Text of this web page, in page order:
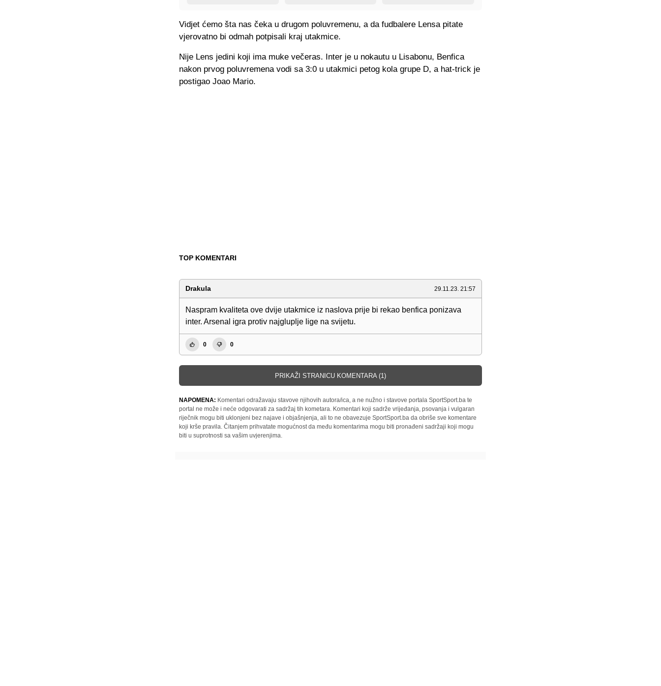
Vidjet ćemo šta nas čeka u drugom poluvremenu, a da fudbalere Lensa pitate
vjerovatno bi odmah potpisali kraj utakmice.
Nije Lens jedini koji ima muke večeras. Inter je u nokautu u Lisabonu, Benfica
nakon prvog poluvremena vodi sa 3:0 u utakmici petog kola grupe D, a hat-trick je
postigao Joao Mario.
TOP KOMENTARI
Drakula 29.11.23. 21:57
Naspram kvaliteta ove dvije utakmice iz naslova prije bi rekao benfica ponizava
inter. Arsenal igra protiv najgluplje lige na svijetu.
0 0
PRIKAŽI STRANICU KOMENTARA (1)
NAPOMENA: Komentari odražavaju stavove njihovih autora/ica, a ne nužno i stavove portala SportSport.ba te
portal ne može i neće odgovarati za sadržaj tih kometara. Komentari koji sadrže vrijeđanja, psovanja i vulgaran
riječnik mogu biti uklonjeni bez najave i objašnjenja, ali to ne obavezuje SportSport.ba da obriše sve komentare
koji krše pravila. Čitanjem prihvatate mogućnost da među komentarima mogu biti pronađeni sadržaji koji mogu
biti u suprotnosti sa vašim uvjerenjima.